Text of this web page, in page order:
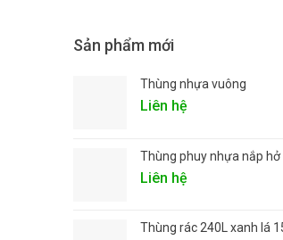
Sản phẩm mới
Thùng nhựa vuông
Liên hệ
Thùng phuy nhựa nắp hở
Liên hệ
Thùng rác 240L xanh lá